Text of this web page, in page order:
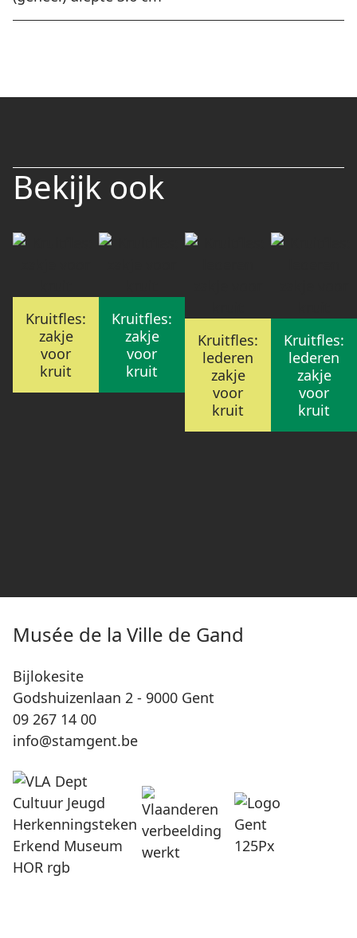
Bekijk ook
Kruitfles:
zakje
voor
kruit
Kruitfles:
zakje
voor
kruit
Kruitfles:
lederen
zakje
voor
kruit
Kruitfles:
lederen
zakje
voor
kruit
Musée de la Ville de Gand
Bijlokesite
Godshuizenlaan 2 - 9000 Gent
09 267 14 00
info@stamgent.be